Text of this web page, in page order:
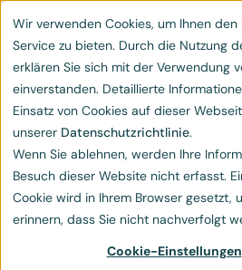
Wir verwenden Cookies, um Ihnen
Service zu bieten. Durch die Nutzung
erklären Sie sich mit der Verwendung
einverstanden. Detaillierte
Einsatz von Cookies auf dieser
unserer Datenschutzrichtlinie.
Wenn Sie ablehnen, werden Ihre
Besuch dieser Website nicht erfasst.
Cookie wird in Ihrem Browser gesetzt,
erinnern, dass Sie nicht nachverfolgt
Cookie-Einstellungen
und
Welche Unternehmen in
verpflichtet über ESG